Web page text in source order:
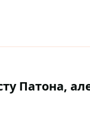
Патона,